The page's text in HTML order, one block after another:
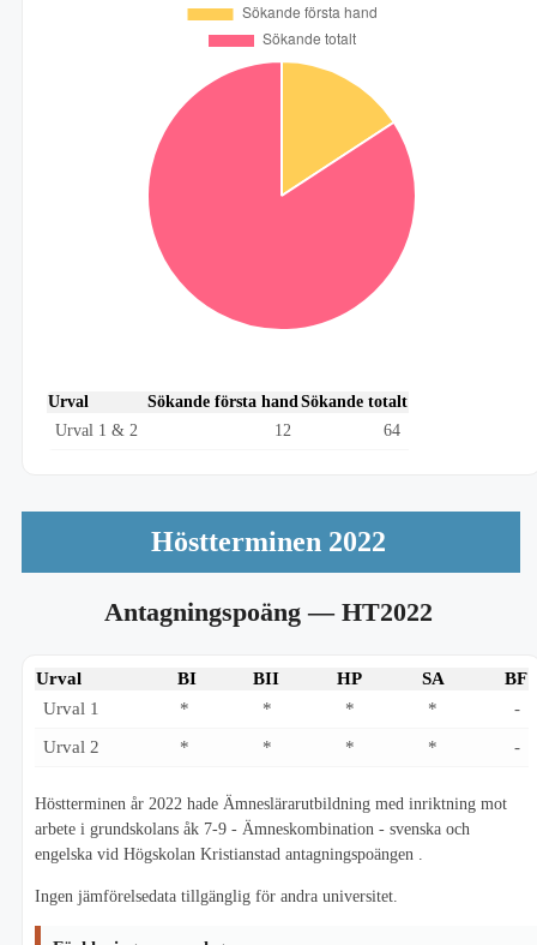
Urval Sökande första hand Sökande totalt
Urval 1 & 2
12 64
Höstterminen 2022
Antagningspoäng— HT2022
Urval BI BII HP SA
BF
Urval 1
* * * *
-
Urval 2
* * * * -
Höstterminen år 2022 hade Ämneslärarutbildning med inriktning mot
arbete i grundskolans åk 7-9 - Ämneskombination - svenska och
engelska vid Högskolan Kristianstad antagningspoängen .
Ingen jämförelsedata tillgänglig för andra universitet.